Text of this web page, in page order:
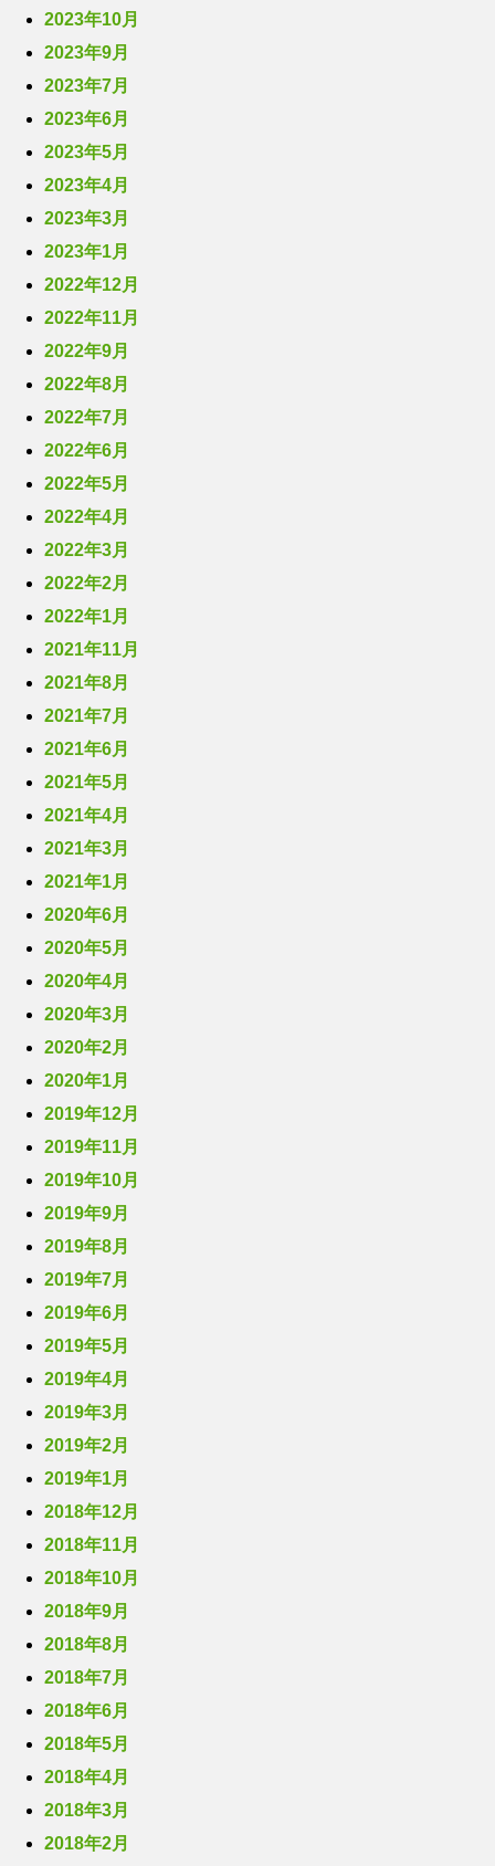
2023年10月
2023年9月
2023年7月
2023年6月
2023年5月
2023年4月
2023年3月
2023年1月
2022年12月
2022年11月
2022年9月
2022年8月
2022年7月
2022年6月
2022年5月
2022年4月
2022年3月
2022年2月
2022年1月
2021年11月
2021年8月
2021年7月
2021年6月
2021年5月
2021年4月
2021年3月
2021年1月
2020年6月
2020年5月
2020年4月
2020年3月
2020年2月
2020年1月
2019年12月
2019年11月
2019年10月
2019年9月
2019年8月
2019年7月
2019年6月
2019年5月
2019年4月
2019年3月
2019年2月
2019年1月
2018年12月
2018年11月
2018年10月
2018年9月
2018年8月
2018年7月
2018年6月
2018年5月
2018年4月
2018年3月
2018年2月